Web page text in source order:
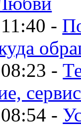
-
-
сервис
-